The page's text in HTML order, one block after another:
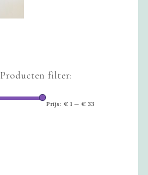
Producten filter:
Prijs: € 1 — € 33